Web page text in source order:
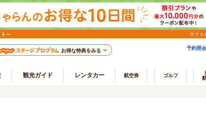
～ サイト
お得な特典をみる 予約照
観光ガイド レンタカー 航空券 ゴルフ